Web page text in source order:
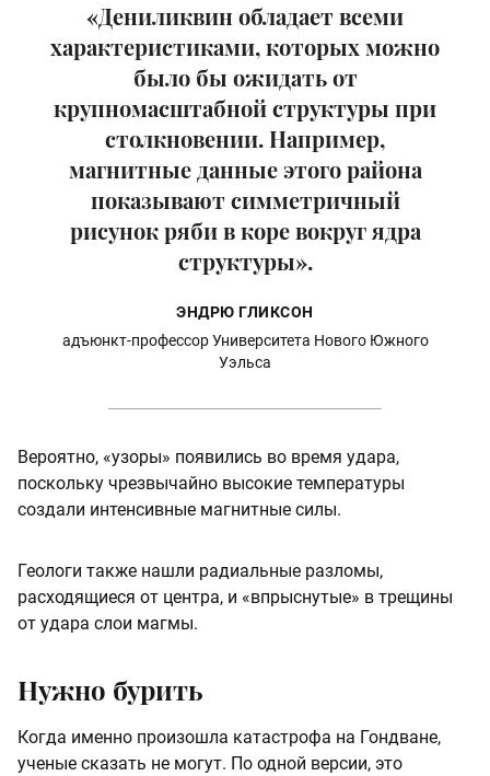
«Дениликвин обладает всеми
характеристиками, которых можно
было бы ожидать от
крупномасштабной структуры при
столкновении. Например,
магнитные данные этого района
показывают симметричный
рисунок ряби в коре вокруг ядра
структуры».
ЭНДРЮ ГЛИКСОН
адъюнкт-профессор Университета Нового Южного
Уэльса
Вероятно, «узоры» появились во время удара,
поскольку чрезвычайно высокие температуры
создали интенсивные магнитные силы.
Геологи также нашли радиальные разломы,
расходящиеся от центра, и «впрыснутые» в трещины
от удара слои магмы.
Нужно бурить
Когда именно произошла катастрофа на Гондване,
ученые сказать не могут. По одной версии, это